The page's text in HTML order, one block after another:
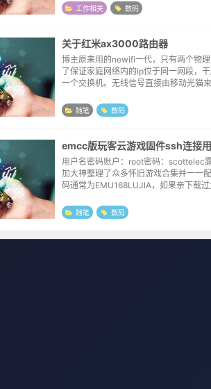
3R），以及更灵活的双WAN/LAN聚合功
工作相关 数码
关于红米ax3000路由器
博主原来用的newifi一代，只有两个物
了保证家庭网络内的ip位于同一网段，
一个交换机。无线信号直接由移动光猫
号，但这个设备的穿墙能力较弱，原本
满...
随笔 数码
用户名密码账户：root密码：scottelec
加大神整理了众多怀旧游戏合集并一一
码通常为EMU168LUJIA，如果亲下载过
为经常忘记解压密码，所以在博客里做个
随笔 数码